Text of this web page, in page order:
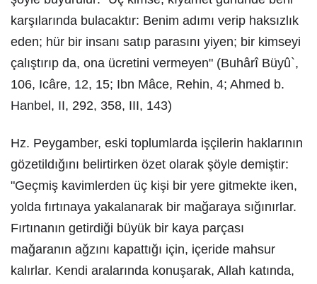
karşılarında bulacaktır: Benim adımı verip haksızlık
eden; hür bir insanı satıp parasını yiyen; bir kimseyi
çalıştırıp da, ona ücretini vermeyen" (Buhârî Büyû`,
106, Icâre, 12, 15; Ibn Mâce, Rehin, 4; Ahmed b.
Hanbel, II, 292, 358, III, 143)
Hz. Peygamber, eski toplumlarda işçilerin haklarının
gözetildığını belirtirken özet olarak şöyle demiştir:
"Geçmiş kavimlerden üç kişi bir yere gitmekte iken,
yolda fırtınaya yakalanarak bir mağaraya sığınırlar.
Fırtınanın getirdiği büyük bir kaya parçası
mağaranın ağzını kapattığı için, içeride mahsur
kalırlar. Kendi aralarında konuşarak, Allah katında,